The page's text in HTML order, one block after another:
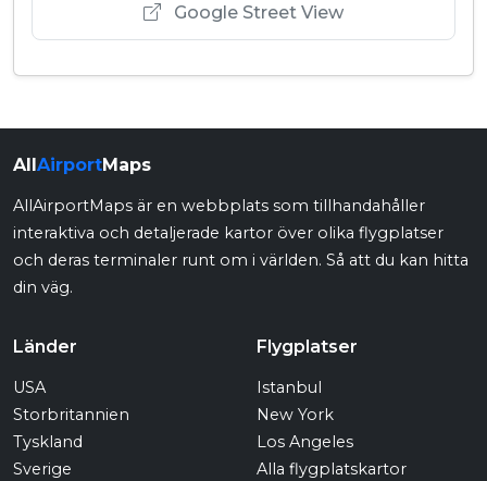
Google Street View
AllAirportMaps
AllAirportMaps är en webbplats som tillhandahåller
interaktiva och detaljerade kartor över olika flygplatser
och deras terminaler runt om i världen. Så att du kan hitta
din väg.
Länder
USA
Storbritannien
Tyskland
Sverige
Flygplatser
Istanbul
New York
Los Angeles
Alla flygplatskartor